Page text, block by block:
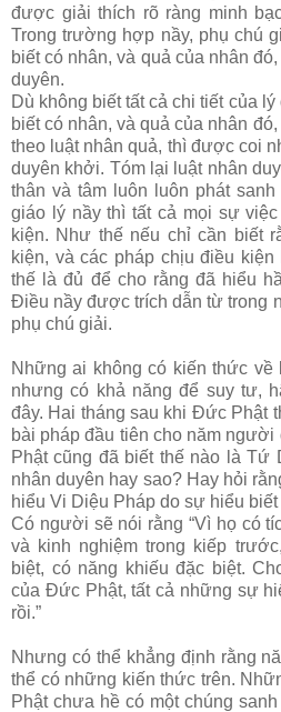
được giải thích rõ ràng minh
Trong trường hợp nầy, phụ chú
biết có nhân, và quả của nhân
duyên.
Dù không biết tất cả chi tiết của
biết có nhân, và quả của nhân
theo luật nhân quả, thì được coi
duyên khởi. Tóm lại luật nhân
thân và tâm luôn luôn phát
giáo lý nầy thì tất cả mọi sự
kiện. Như thế nếu chỉ cần biết
kiện, và các pháp chịu điều
thế là đủ để cho rằng đã hiểu
Điều nầy được trích dẫn từ trong
phụ chú giải.
Những ai không có kiến thức về
nhưng có khả năng để suy tư,
đây. Hai tháng sau khi Đức Phật
bài pháp đầu tiên cho năm
Phật cũng đã biết thế nào là
nhân duyên hay sao? Hay hỏi
hiểu Vi Diệu Pháp do sự hiểu
Có người sẽ nói rằng “Vì họ có
và kinh nghiệm trong kiếp
biệt, có năng khiếu đặc biệt.
của Đức Phật, tất cả những sự
rồi.”
Nhưng có thể khẳng định rằng
thể có những kiến thức trên.
Phật chưa hề có một chúng